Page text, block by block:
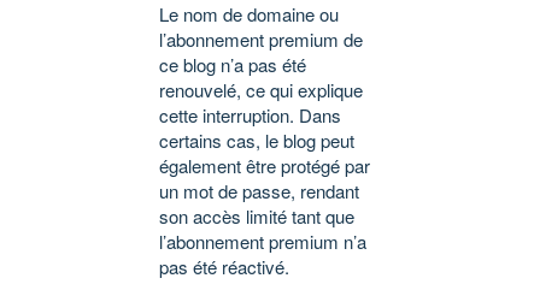
Le nom de domaine ou
l’abonnement premium de
ce blog n’a pas été
renouvelé, ce qui explique
cette interruption. Dans
certains cas, le blog peut
également être protégé par
un mot de passe, rendant
son accès limité tant que
l’abonnement premium n’a
pas été réactivé.